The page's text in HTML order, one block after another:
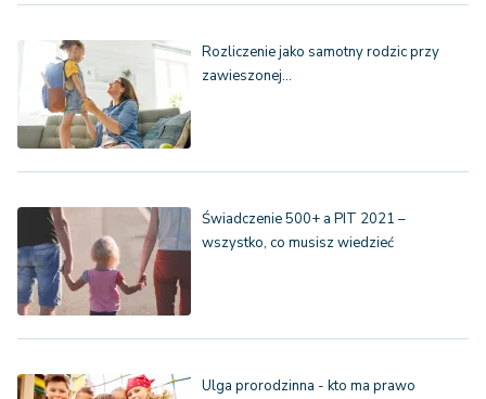
Rozliczenie jako samotny rodzic przy
zawieszonej…
Świadczenie 500+ a PIT 2021 –
wszystko, co musisz wiedzieć
Ulga prorodzinna - kto ma prawo